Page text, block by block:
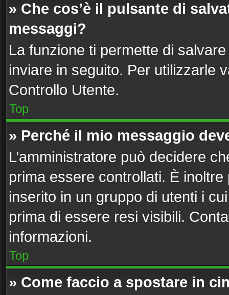
» Che cos’è il pulsante di
messaggi?
La funzione ti permette di
inviare in seguito. Per utilizzarle
Controllo Utente.
Top
» Perché il mio messaggio
L’amministratore può decidere
prima essere controllati. È
inserito in un gruppo di utenti i
prima di essere resi visibili.
informazioni.
Top
» Come faccio a spostare in